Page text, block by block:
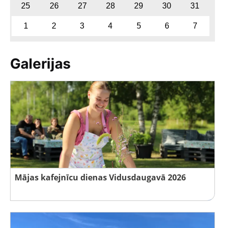
25 26 27 28 29 30 31
1 2 3 4 5 6 7
Galerijas
Mājas kafejnīcu dienas Vidusdaugavā 2026